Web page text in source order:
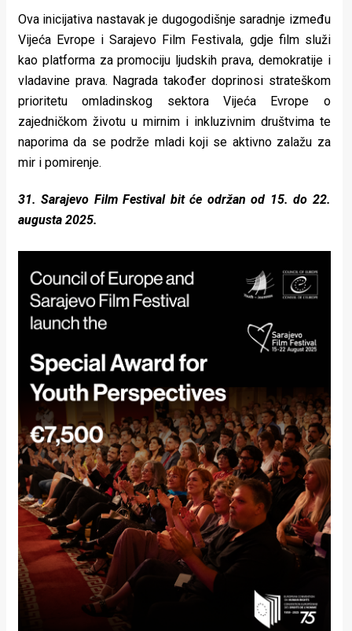
Ova inicijativa nastavak je dugogodišnje saradnje između
Vijeća Evrope i Sarajevo Film Festivala, gdje film služi
kao platforma za promociju ljudskih prava, demokratije i
vladavine prava. Nagrada također doprinosi strateškom
prioritetu omladinskog sektora Vijeća Evrope o
zajedničkom životu u mirnim i inkluzivnim društvima te
naporima da se podrže mladi koji se aktivno zalažu za
mir i pomirenje.
31. Sarajevo Film Festival bit će održan od 15. do 22.
augusta 2025.